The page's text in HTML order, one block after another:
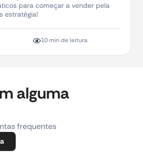
para começar a vender pela
estratégia!
10 min de leitura
alguma
frequentes